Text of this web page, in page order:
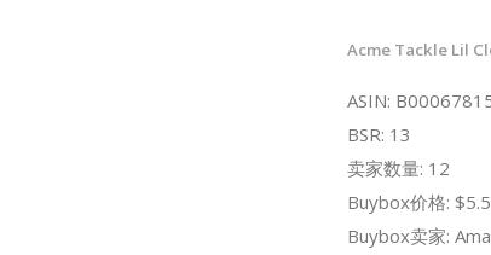
Acme Tackle Lil
ASIN:
BSR: 13
卖家数量: 12
Buybox价格:
Buybox卖家: